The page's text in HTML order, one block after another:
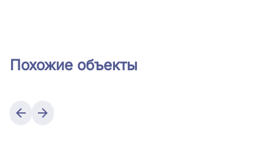
Похожие объекты